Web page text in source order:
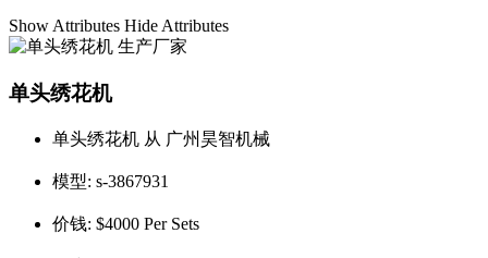
Show Attributes Hide Attributes
单头绣花机
单头绣花机 从 广州昊智机械
模型: s-3867931
价钱: $4000 Per Sets